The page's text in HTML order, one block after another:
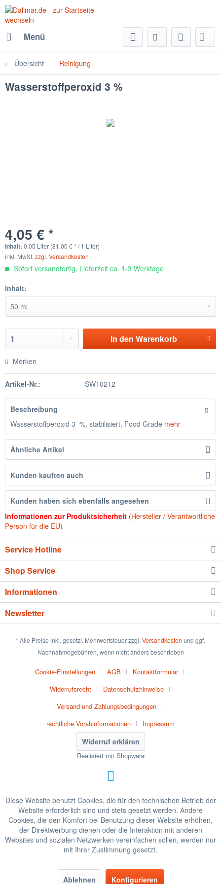
Menü
Übersicht Reinigung
Wasserstoffperoxid 3 %
4,05 € *
Inhalt: 0.05 Liter (81,00 € * / 1 Liter)
inkl. MwSt. zzgl. Versandkosten
Sofort versandfertig, Lieferzeit ca. 1-3 Werktage
Inhalt:
In den Warenkorb
Merken
Artikel-Nr.: SW10212
Beschreibung
Wasserstoffperoxid 3 %, stabilisiert, Food Grade mehr
Ähnliche Artikel
Kunden kauften auch
Kunden haben sich ebenfalls angesehen
Informationen zur Produktsicherheit (Hersteller / Verantwortliche
Person für die EU)
Service Hotline
Shop Service
Informationen
Newsletter
* Alle Preise inkl. gesetzl. Mehrwertsteuer zzgl. Versandkosten und ggf.
Nachnahmegebühren, wenn nicht anders beschrieben
Cookie-Einstellungen AGB
Kontaktformular
Widerrufsrecht
Datenschutzhinweise
Versand und Zahlungsbedingungen
rechtliche Vorabinformationen
Impressum
Widerruf erklären
Realisiert mit Shopware
Diese Website benutzt Cookies, die für den technischen Betrieb der
Website erforderlich sind und stets gesetzt werden. Andere
Cookies, die den Komfort bei Benutzung dieser Website erhöhen,
der Direktwerbung dienen oder die Interaktion mit anderen
Websites und sozialen Netzwerken vereinfachen sollen, werden nur
mit Ihrer Zustimmung gesetzt.
Ablehnen Konfigurieren